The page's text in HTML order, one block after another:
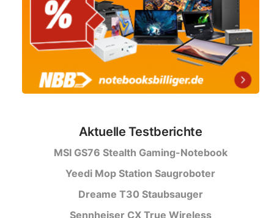
Aktuelle Testberichte
MSI GS76 Stealth Gaming-Notebook
Yeedi Mop Station Saugroboter
Dreame T30 Staubsauger
Sennheiser CX True Wireless